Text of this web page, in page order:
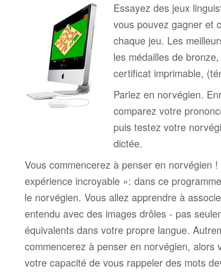
Essayez des jeux
vous pouvez gagner et
chaque jeu. Les
les médailles de
certificat imprimable,
Parlez en norvégien.
comparez votre
puis testez votre
dictée.
Vous commencerez à penser en norvégien
expérience incroyable »: dans ce
le norvégien. Vous allez apprendre à
entendu avec des images drôles - pas
équivalents dans votre propre langue.
commencerez à penser en norvégien, alors
votre capacité de vous rappeler des mots